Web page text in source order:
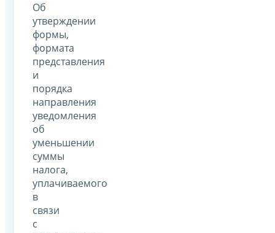
Об
утверждении
формы,
формата
представления
и
порядка
направления
уведомления
об
уменьшении
суммы
налога,
уплачиваемого
в
связи
с